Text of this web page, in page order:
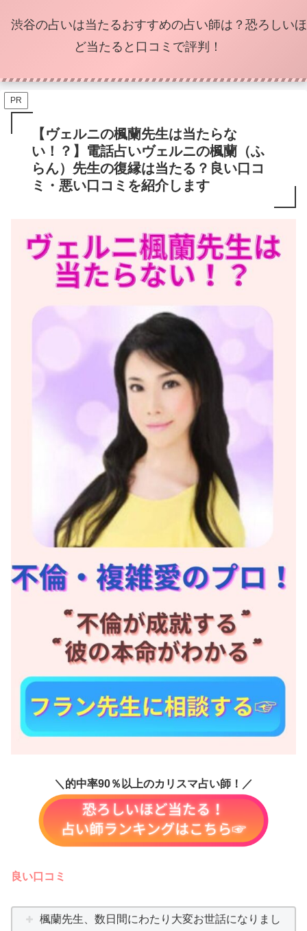
渋谷の占いは当たるおすすめの占い師は？恐ろしいほ
ど当たると口コミで評判！
PR
【ヴェルニの楓蘭先生は当たらな
い！？】電話占いヴェルニの楓蘭（ふ
らん）先生の復縁は当たる？良い口コ
ミ・悪い口コミを紹介します
＼的中率90％以上のカリスマ占い師！／
良い口コミ
楓蘭先生、数日間にわたり大変お世話になりまし